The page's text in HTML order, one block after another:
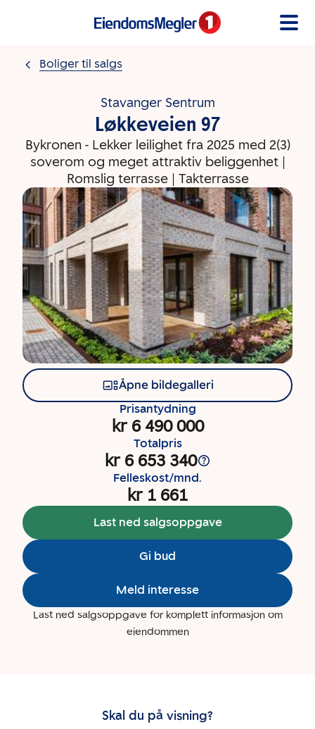
Boliger til salgs
Stavanger Sentrum
Løkkeveien 97
Bykronen - Lekker leilighet fra 2025 med 2(3)
soverom og meget attraktiv beliggenhet |
Romslig terrasse | Takterrasse
Åpne bildegalleri
Prisantydning
kr 6 490 000
Totalpris
kr 6 653 340
Felleskost/mnd.
kr 1 661
Last ned salgsoppgave
Gi bud
Meld interesse
Last ned salgsoppgave for komplett informasjon om
eiendommen
Skal du på visning?